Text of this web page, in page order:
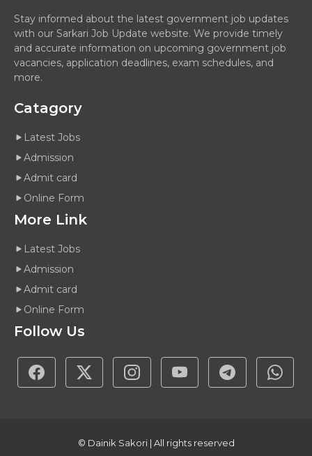
Stay informed about the latest government job updates
with our Sarkari Job Update website. We provide timely
and accurate information on upcoming government job
vacancies, application deadlines, exam schedules, and
more.
Catagory
Latest Jobs
Admission
Admit card
Online Form
More Link
Latest Jobs
Admission
Admit card
Online Form
Follow Us
© Dainik Sakori | All rights reserved